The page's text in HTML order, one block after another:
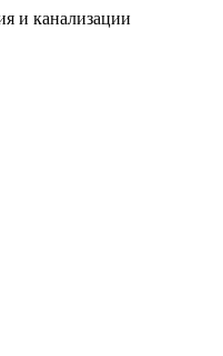
и канализации